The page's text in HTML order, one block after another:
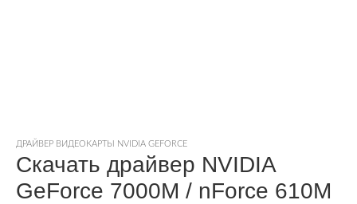
ДРАЙВЕР ВИДЕОКАРТЫ NVIDIA GEFORCE
Скачать драйвер NVIDIA
GeForce 7000M / nForce 610M